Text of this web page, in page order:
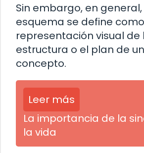
Sin embargo, en general,
esquema se define
representación visual de
estructura o el plan de
concepto.
Leer más
La importancia de la
la vida